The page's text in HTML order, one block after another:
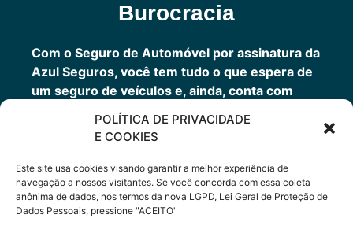
POLÍTICA DE PRIVACIDADE
E COOKIES
Este site usa cookies visando garantir a melhor experiência de
navegação a nossos visitantes. Se você concorda com essa coleta
anônima de dados, nos termos da nova LGPD, Lei Geral de Proteção de
Dados Pessoais, pressione "ACEITO"
Burocracia
Com o Seguro de Automóvel por assinatura da
Azul Seguros, você tem tudo o que espera de
um seguro de veículos e, ainda, conta com
outros benefícios disponíveis 24h.
Você tem um seguro completo com a garantia
Porto Seguro.